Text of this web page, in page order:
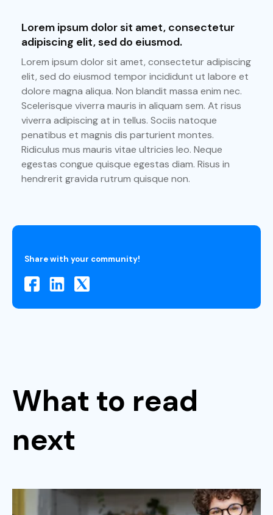
Lorem ipsum dolor sit amet, consectetur
adipiscing elit, sed do eiusmod.
Lorem ipsum dolor sit amet, consectetur adipiscing
elit, sed do eiusmod tempor incididunt ut labore et
dolore magna aliqua. Non blandit massa enim nec.
Scelerisque viverra mauris in aliquam sem. At risus
viverra adipiscing at in tellus. Sociis natoque
penatibus et magnis dis parturient montes.
Ridiculus mus mauris vitae ultricies leo. Neque
egestas congue quisque egestas diam. Risus in
hendrerit gravida rutrum quisque non.
Share with your community!
What to read
next